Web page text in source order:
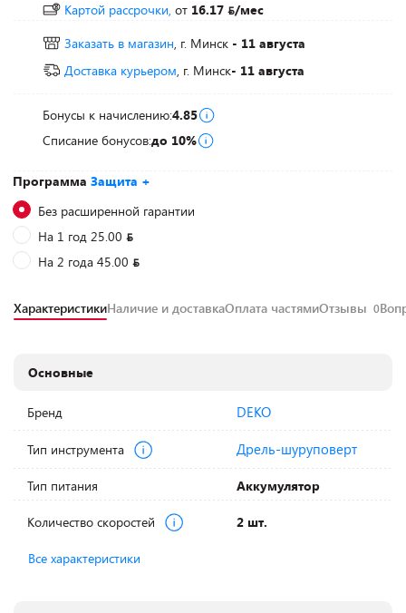
Программа Защита +
Без расширенной гарантии
На 1 год 25.00
На 2 года 45.00
Картой рассрочки, от 16.17
/мес
Заказать в магазин, г. Минск - 11 августа
Доставка курьером, г. Минск- 11 августа
Бонусы к начислению:4.85
Списание бонусов:до 10%
ХарактеристикиНаличие и доставкаОплата частямиОтзывы 0
Основные
Бренд DEKO
Тип инструмента Дрель-шуруповерт
Тип питания Аккумулятор
Количество скоростей 2 шт.
Все характеристики